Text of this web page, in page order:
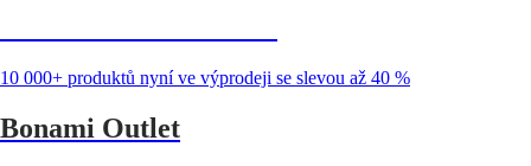
10 000+ produktů nyní ve výprodeji se slevou až 40 %
Bonami Outlet